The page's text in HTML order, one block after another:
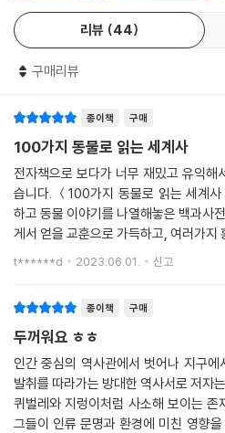
이제 우리는 새로운 역사를 써야 한다. 그
들과 떼려야 뗄 수 없다. 세계사에서 적
뒤집는다. 반쪽짜리 세계사를 온전히 복
릇된 이분법적 시각을 탈피하기 위해 새
저자는 우선 100가지 동물을 신중하게
동물 가운데 세계사에 큰 영향을 미치고
지 동물을 선정했다. 티라노사우루스와
이르기까지 그동안 우리가 소외시킨 역
운 관점을 갖게 될 것이다. 더불어 앞으
길을 모색할 소중한 기회를 얻게 될 것이다.
언제든 꺼내 읽고 싶은
동물 세계사 백과사전
리뷰 44
구매리뷰
종이책 구매
100가지 동물로 읽는 세계사
전자책으로 보다가 너무 재밌고 유익해
습니다. ＜100가지 동물로 읽는 세계사＞ 제목만 보면 약간 유치하기도
하고 동물 이야기를 나열해놓은 백과사전 같은데, 어리석은
게서 얻을 교훈으로 가득하고, 여러가지
가 배워야 할 미래의 희망도 느껴집니다. 삽화들도 좋고, 휴대성을 포기해
t******d 2023.06.01. 신고
종이책 구매
두꺼워요 ㅎㅎ
인간 중심의 역사관에서 벗어나 지구
발취를 따라가는 방대한 역사서로 저자
퀴벌레와 지렁이처럼 사소해 보이는
그들이 인류 문명과 환경에 미친 영향